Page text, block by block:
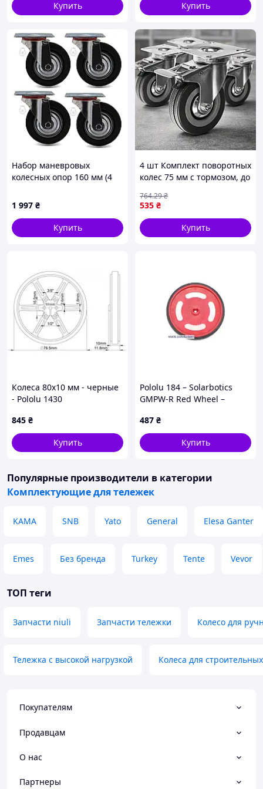
Купить
пакеті
Купить
Набор маневровых
колесных опор 160 мм (4
тормоза) 600 кг
1 997 ₴
Купить
4 шт Комплект поворотных
колес 75 мм с тормозом, до
Серебристый/Поворотные
колеса для тележек
535 ₴
764.29₴
Купить
Колеса 80х10 мм - черные
- Pololu 1430
845 ₴
Купить
Pololu 184 – Solarbotics
GMPW-R Red Wheel –
487 ₴
Купить
Популярные производители в категории
Комплектующие для тележек
KAMA SNB Yato General Elesa Ganter
Emes Без бренда Turkey Tente Vevor
ТОП теги
Запчасти niuli Запчасти тележки Колесо для
Тележка с высокой нагрузкой Колеса для
Покупателям
Продавцам
О нас
Партнеры